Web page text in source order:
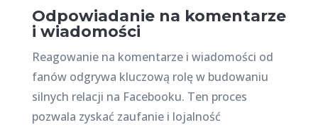
Odpowiadanie na komentarze
i wiadomości
Reagowanie na komentarze i wiadomości od
fanów odgrywa kluczową rolę w budowaniu
silnych relacji na Facebooku. Ten proces
pozwala zyskać zaufanie i lojalność